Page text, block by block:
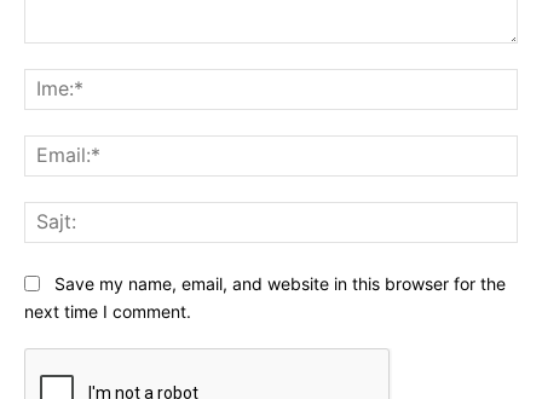
Save my name, email, and website in this browser for the
next time I comment.